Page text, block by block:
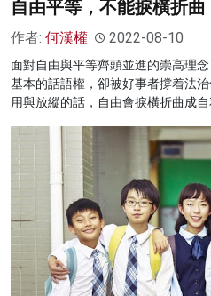
自由平等，不能捩橫折曲
作者: 何漢權 2022-08-10
面對自由與平等齊頭並進的崇高理
基本的話語權，卻被好事者撐着法
用與放縱的話，自由會捩橫折曲成